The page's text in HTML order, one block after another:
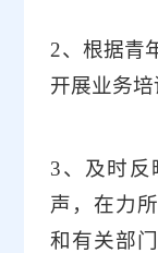
2、根据青
开展业务培
3、及时反
声，在力
和有关部